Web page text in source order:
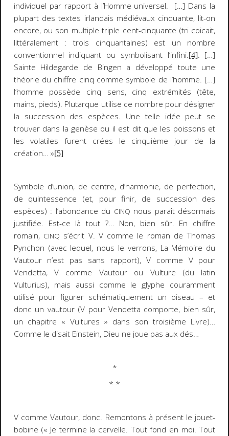
individuel par rapport à l’Homme universel. […] Dans la
plupart des textes irlandais médiévaux cinquante, lit-on
encore, ou son multiple triple cent-cinquante (tri coicait,
littéralement : trois cinquantaines) est un nombre
conventionnel indiquant ou symbolisant l’infini.[4]. […]
Sainte Hildegarde de Bingen a développé toute une
théorie du chiffre cinq comme symbole de l’homme. […]
l’homme possède cinq sens, cinq extrémités (tête,
mains, pieds). Plutarque utilise ce nombre pour désigner
la succession des espèces. Une telle idée peut se
trouver dans la genèse ou il est dit que les poissons et
les volatiles furent crées le cinquième jour de la
création… »[5]
Symbole d’union, de centre, d’harmonie, de perfection,
de quintessence (et, pour finir, de succession des
espèces) : l’abondance du CINQ nous paraît désormais
justifiée. Est-ce là tout ?... Non, bien sûr. En chiffre
romain, CINQ s’écrit V. V comme le roman de Thomas
Pynchon (avec lequel, nous le verrons, La Mémoire du
Vautourn’est pas sans rapport), V comme V pour
Vendetta, V comme Vautour ou Vulture (du latin
Vulturius), mais aussi comme le glyphe couramment
utilisé pour figurer schématiquement un oiseau – et
donc un vautour (V pour Vendetta comporte, bien sûr,
un chapitre « Vultures » dans son troisième Livre)…
Comme le disait Einstein, Dieu ne joue pas aux dés…
*
* *
V comme Vautour, donc. Remontons à présent le jouet-
bobine (« Je termine la cervelle. Tout fond en moi. Tout